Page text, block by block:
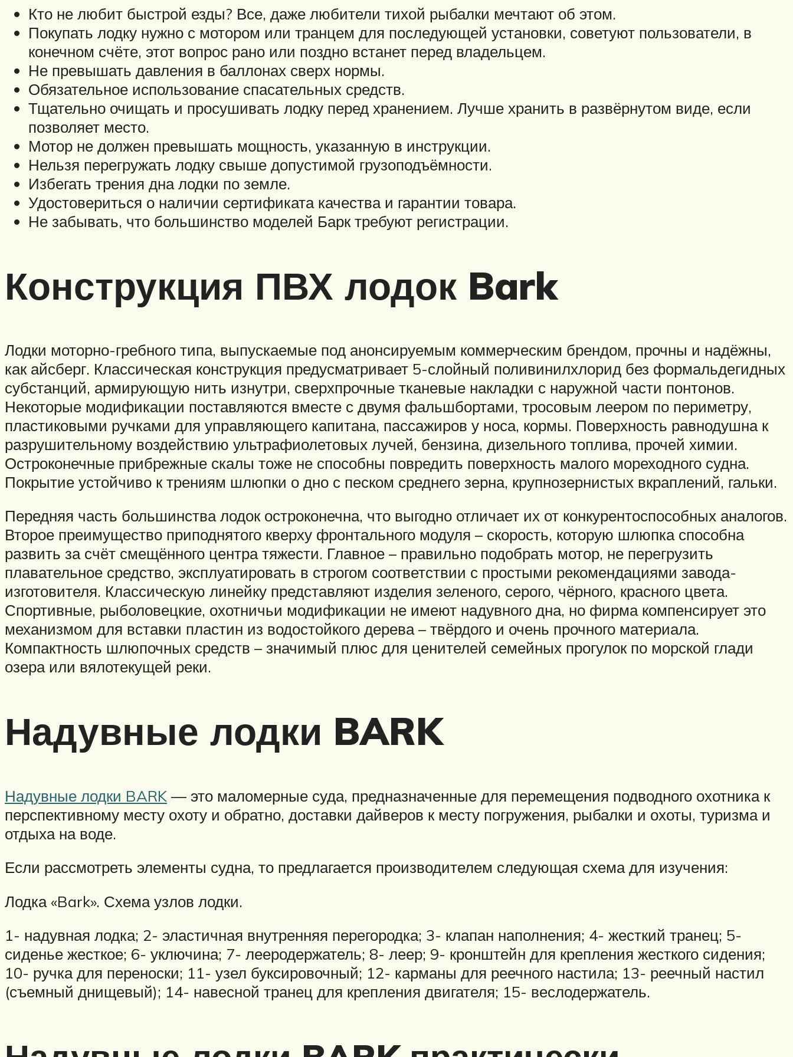
Кто не любит быстрой езды? Все, даже любители тихой рыбалки мечтают об этом.
Покупать лодку нужно с мотором или транцем для последующей установки, советуют пользователи, в
конечном счёте, этот вопрос рано или поздно встанет перед владельцем.
Не превышать давления в баллонах сверх нормы.
Обязательное использование спасательных средств.
Тщательно очищать и просушивать лодку перед хранением. Лучше хранить в развёрнутом виде, если
позволяет место.
Мотор не должен превышать мощность, указанную в инструкции.
Нельзя перегружать лодку свыше допустимой грузоподъёмности.
Избегать трения дна лодки по земле.
Удостовериться о наличии сертификата качества и гарантии товара.
Не забывать, что большинство моделей Барк требуют регистрации.
Конструкция ПВХ лодок Bark
Лодки моторно-гребного типа, выпускаемые под анонсируемым коммерческим брендом, прочны и надёжны,
как айсберг. Классическая конструкция предусматривает 5-слойный поливинилхлорид без формальдегидных
субстанций, армирующую нить изнутри, сверхпрочные тканевые накладки с наружной части понтонов.
Некоторые модификации поставляются вместе с двумя фальшбортами, тросовым леером по периметру,
пластиковыми ручками для управляющего капитана, пассажиров у носа, кормы. Поверхность равнодушна к
разрушительному воздействию ультрафиолетовых лучей, бензина, дизельного топлива, прочей химии.
Остроконечные прибрежные скалы тоже не способны повредить поверхность малого мореходного судна.
Покрытие устойчиво к трениям шлюпки о дно с песком среднего зерна, крупнозернистых вкраплений, гальки.
Передняя часть большинства лодок остроконечна, что выгодно отличает их от конкурентоспособных аналогов.
Второе преимущество приподнятого кверху фронтального модуля – скорость, которую шлюпка способна
развить за счёт смещённого центра тяжести. Главное – правильно подобрать мотор, не перегрузить
плавательное средство, эксплуатировать в строгом соответствии с простыми рекомендациями завода-
изготовителя. Классическую линейку представляют изделия зеленого, серого, чёрного, красного цвета.
Спортивные, рыболовецкие, охотничьи модификации не имеют надувного дна, но фирма компенсирует это
механизмом для вставки пластин из водостойкого дерева – твёрдого и очень прочного материала.
Компактность шлюпочных средств – значимый плюс для ценителей семейных прогулок по морской глади
озера или вялотекущей реки.
Надувные лодки BARK
Надувные лодки BARK — это маломерные суда, предназначенные для перемещения подводного охотника к
перспективному месту охоту и обратно, доставки дайверов к месту погружения, рыбалки и охоты, туризма и
отдыха на воде.
Если рассмотреть элементы судна, то предлагается производителем следующая схема для изучения:
Лодка «Bark». Схема узлов лодки.
1- надувная лодка; 2- эластичная внутренняя перегородка; 3- клапан наполнения; 4- жесткий транец; 5-
сиденье жесткое; 6- уключина; 7- лееродержатель; 8- леер; 9- кронштейн для крепления жесткого сидения;
10- ручка для переноски; 11- узел буксировочный; 12- карманы для реечного настила; 13- реечный настил
(съемный днищевый); 14- навесной транец для крепления двигателя; 15- веслодержатель.